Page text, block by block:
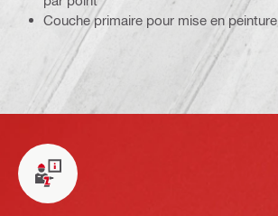
Couche primaire pour mise en peinture